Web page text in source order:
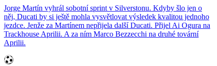
Jorge Martín vyhrál sobotní sprint v Silverstonu. Kdyby šlo jen o
něj, Ducati by si ještě mohla vysvětlovat výsledek kvalitou jednoho
jezdce. Jenže za Martínem nepřijela další Ducati. Přijel Ai Ogura na
Trackhouse Aprilii. A za ním Marco Bezzecchi na druhé tovární
Aprilii.